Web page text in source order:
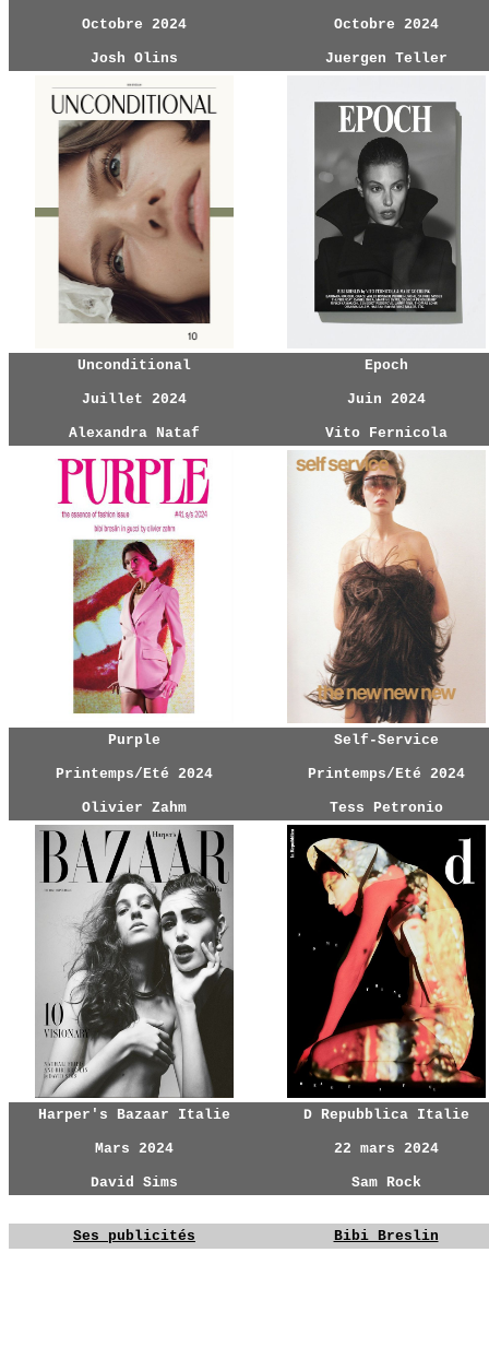
Octobre 2024
Josh Olins
Octobre 2024
Juergen Teller
Unconditional
Juillet 2024
Alexandra Nataf
Epoch
Juin 2024
Vito Fernicola
Purple
Printemps/Eté 2024
Olivier Zahm
Self-Service
Printemps/Eté 2024
Tess Petronio
Harper's Bazaar Italie
Mars 2024
David Sims
D Repubblica Italie
22 mars 2024
Sam Rock
Ses publicités Bibi Breslin